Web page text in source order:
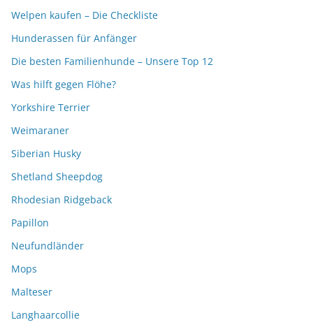
Welpen kaufen – Die Checkliste
Hunderassen für Anfänger
Die besten Familienhunde – Unsere Top 12
Was hilft gegen Flöhe?
Yorkshire Terrier
Weimaraner
Siberian Husky
Shetland Sheepdog
Rhodesian Ridgeback
Papillon
Neufundländer
Mops
Malteser
Langhaarcollie